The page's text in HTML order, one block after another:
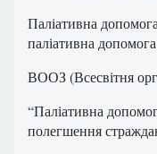
Паліативна
паліативна
ВООЗ (Всесвітня
“Паліативна
полегшення